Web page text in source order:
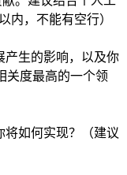
内，不能有空行）
生的影响，以及你
关度最高的一个领
如何实现？（建议